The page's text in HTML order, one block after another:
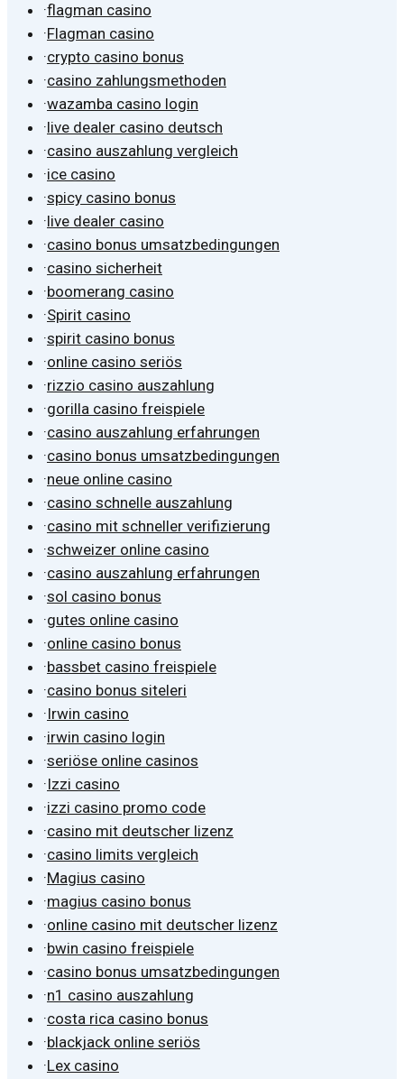
·flagman casino
·Flagman casino
·crypto casino bonus
·casino zahlungsmethoden
·wazamba casino login
·live dealer casino deutsch
·casino auszahlung vergleich
·ice casino
·spicy casino bonus
·live dealer casino
·casino bonus umsatzbedingungen
·casino sicherheit
·boomerang casino
·Spirit casino
·spirit casino bonus
·online casino seriös
·rizzio casino auszahlung
·gorilla casino freispiele
·casino auszahlung erfahrungen
·casino bonus umsatzbedingungen
·neue online casino
·casino schnelle auszahlung
·casino mit schneller verifizierung
·schweizer online casino
·casino auszahlung erfahrungen
·sol casino bonus
·gutes online casino
·online casino bonus
·bassbet casino freispiele
·casino bonus siteleri
·Irwin casino
·irwin casino login
·seriöse online casinos
·Izzi casino
·izzi casino promo code
·casino mit deutscher lizenz
·casino limits vergleich
·Magius casino
·magius casino bonus
·online casino mit deutscher lizenz
·bwin casino freispiele
·casino bonus umsatzbedingungen
·n1 casino auszahlung
·costa rica casino bonus
·blackjack online seriös
·Lex casino